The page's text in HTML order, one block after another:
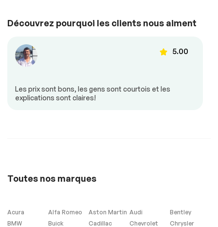
Air climatisé
Caméra de recul
automatique
Contrôle audio au
volant
morts
Mirroirs à Mémoire
Sièges chauffants
Valise à commande
électrique
Vitres à commande
électrique
Découvrez pourquoi les clients nous aiment
5.00
Les prix sont bons, les gens sont courtois et les
explications sont claires!
Toutes nos marques
Acura Alfa Romeo Aston Martin Audi
Bentley
BMW
Buick Cadillac Chevrolet
Chrysler